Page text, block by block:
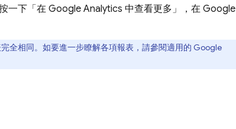
一下「在 Google Analytics 中查看更多」
，在 Google
全相同。如要進一步瞭解各項報表，請參閱適用的 Google